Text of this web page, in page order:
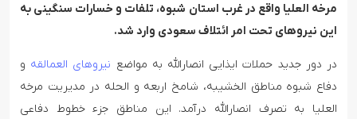
مرخه العلیا واقع در غرب استان شبوه، تلفات و خسارات سنگینی به
این نیروهای تحت امر ائتلاف سعودی وارد شد.
در دور جدید حملات ایذایی انصارالله به مواضع نیروهای العمالقه و
دفاع شبوه مناطق الخشیبه، شامخ اربعه و الحله در مدیریت مرخه
العلیا به تصرف انصارالله درآمد. این مناطق جزء خطوط دفاعی